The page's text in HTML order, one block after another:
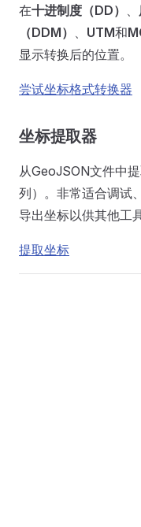
在十进制度（DD） 、
（DDM） 、 UTM和
显示转换后的位置。
尝试坐标格式转换器
坐标提取器
从GeoJSON文件中
列）。非常适合调试
导出坐标以供其他工
提取坐标